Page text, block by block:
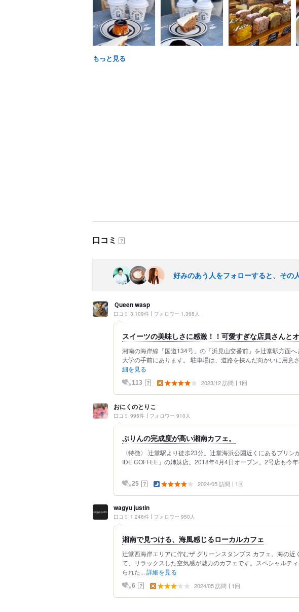
もっと見る
口コミ ？
好みのあう人をフォローすると、その
Ｑueen wasp
口コミ 3,109件 フォロワー 1,368人
スイーツの美味しさに感激！！可愛すぎな店員さんと
湘南の海岸線「国道134号」の「浜見山交番前」を辻堂駅方面
大学の手前にあります。 駐車場は、道路を挟んだ向かいに用意
細を見る
113 ？ 2023/12 訪問 1回
おにくのとりこ
口コミ 995件 フォロワー 910人
ぷりんの完成度が高い湘南カフェ。
〈特徴〉 辻堂駅より徒歩23分。辻堂海浜公園近くにあるプリ
IDE COFFEE」の姉妹店。2018年4月4日オープン。2号店も今
25 ？ 2024/05 訪問 1回
wagyu justin
口コミ 1,248件 フォロワー 950人
湘南で見つける、海風感じるローカルカフェ
辻堂西海岸エリアに佇むザ グリーンスタンプス カフェ。海の近
て、リラックスした空気感が魅力のカフェです。スペシャルテ
られた... 詳細を見る
6 ？ 2024/05 訪問 1回